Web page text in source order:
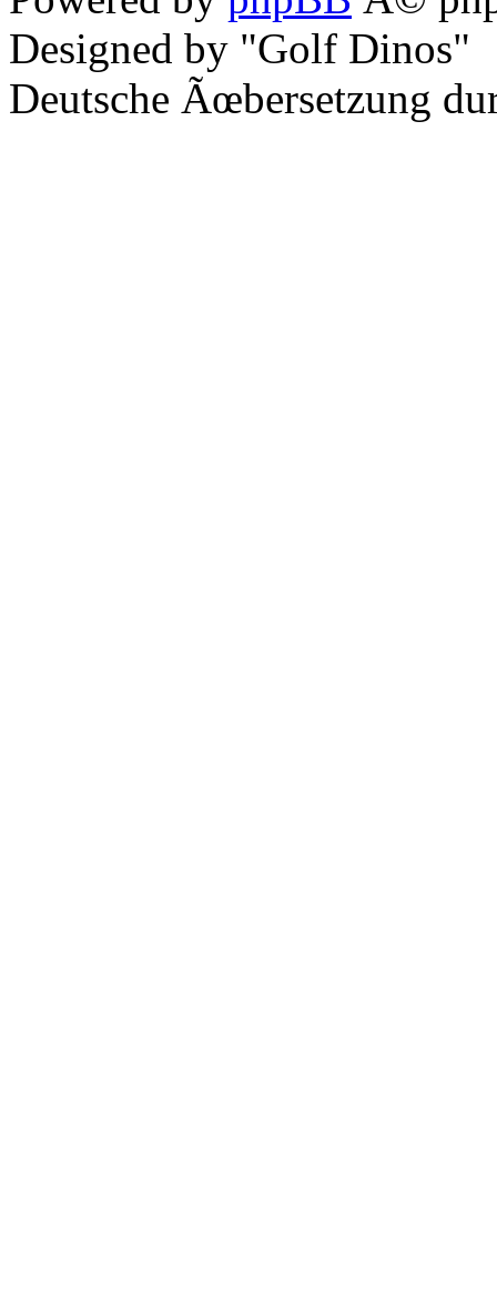
Designed by "Golf Dinos"
Deutsche Ãœbersetzung